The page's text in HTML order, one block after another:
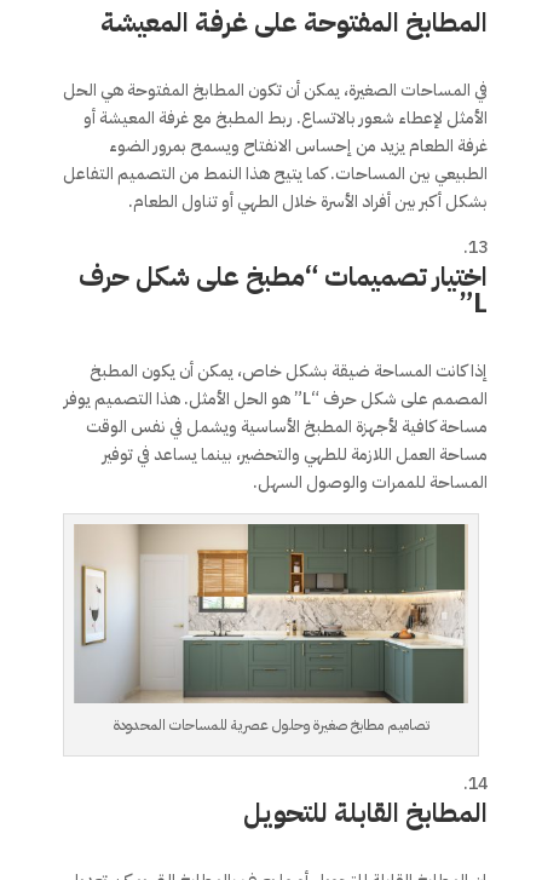
المطابخ المفتوحة على غرفة المعيشة
في المساحات الصغيرة، يمكن أن تكون المطابخ المفتوحة هي الحل
الأمثل لإعطاء شعور بالاتساع. ربط المطبخ مع غرفة المعيشة أو
غرفة الطعام يزيد من إحساس الانفتاح ويسمح بمرور الضوء
الطبيعي بين المساحات. كما يتيح هذا النمط من التصميم التفاعل
بشكل أكبر بين أفراد الأسرة خلال الطهي أو تناول الطعام.
اختيار تصميمات “مطبخ على شكل حرف
L”
إذا كانت المساحة ضيقة بشكل خاص، يمكن أن يكون المطبخ
المصمم على شكل حرف “L” هو الحل الأمثل. هذا التصميم يوفر
مساحة كافية لأجهزة المطبخ الأساسية ويشمل في نفس الوقت
مساحة العمل اللازمة للطهي والتحضير، بينما يساعد في توفير
المساحة للممرات والوصول السهل.
تصاميم مطابخ صغيرة وحلول عصرية للمساحات المحدودة
المطابخ القابلة للتحويل